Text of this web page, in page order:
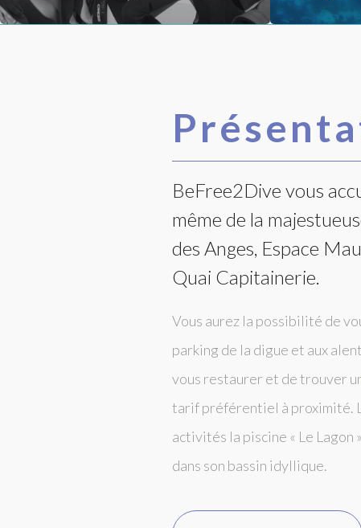
BeFree2Dive vous
même de la
des Anges, Espace
Quai Capitainerie.
Vous aurez la possibilité de
parking de la digue et aux
vous restaurer et de trouver
tarif préférentiel à proximité.
activités la piscine « Le Lagon
dans son bassin idyllique.